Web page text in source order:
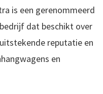
is een gerenommeerd
dat beschikt over
reputatie en
en